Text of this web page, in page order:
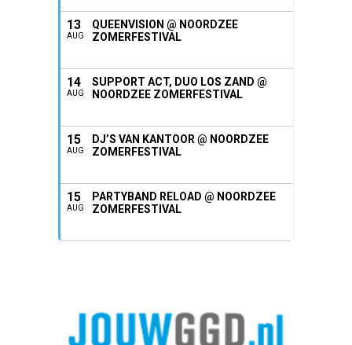
13
AUG
QUEENVISION @ NOORDZEE
ZOMERFESTIVAL
14
AUG
SUPPORT ACT, DUO LOS ZAND @
NOORDZEE ZOMERFESTIVAL
15
AUG
DJ’S VAN KANTOOR @ NOORDZEE
ZOMERFESTIVAL
15
AUG
PARTYBAND RELOAD @ NOORDZEE
ZOMERFESTIVAL